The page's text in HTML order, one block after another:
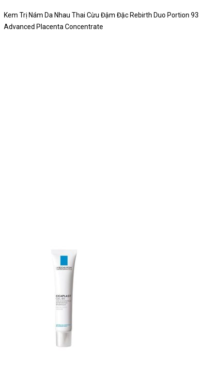
Kem Trị Nám Da Nhau Thai Cừu Đậm Đặc Rebirth Duo Portion 93
Advanced Placenta Concentrate